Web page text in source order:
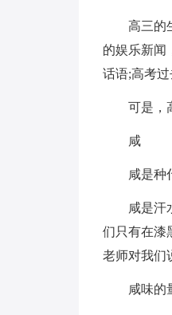
高三的
的娱乐新闻
话语;高考
可是，
咸
咸是种
咸是汗
们只有在漆
老师对我们
咸味的